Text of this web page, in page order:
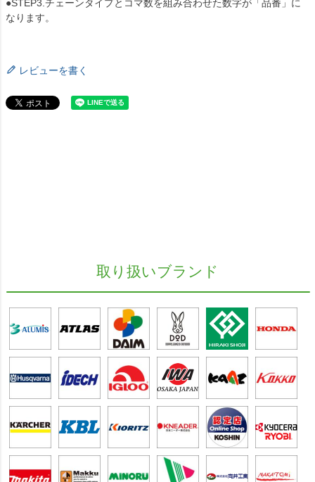
●STEP3.チェーンタイプとコマ数を組み合わせた数字が「品番」に
なります。
レビューを書く
取り扱いブランド